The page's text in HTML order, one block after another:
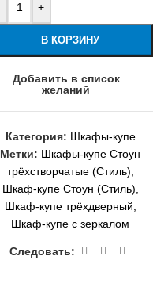
+
В КОРЗИНУ
Добавить в список
желаний
Категория: Шкафы-купе
Метки: Шкафы-купе Стоун
трёхстворчатые (Стиль)
Шкаф-купе Стоун (Стиль)
Шкаф-купе трёхдверный
Шкаф-купе с зеркалом
Следовать: